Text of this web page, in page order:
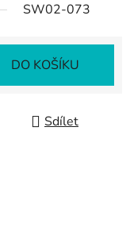
SW02-073
DO KOŠÍKU
Sdílet